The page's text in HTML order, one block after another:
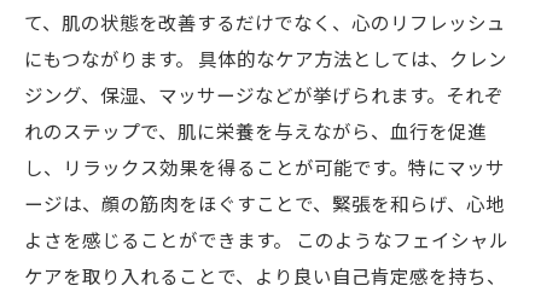
て、肌の状態を改善するだけでなく、心のリフレッシュ
にもつながります。 具体的なケア方法としては、クレン
ジング、保湿、マッサージなどが挙げられます。それぞ
れのステップで、肌に栄養を与えながら、血行を促進
し、リラックス効果を得ることが可能です。特にマッサ
ージは、顔の筋肉をほぐすことで、緊張を和らげ、心地
よさを感じることができます。 このようなフェイシャル
ケアを取り入れることで、より良い自己肯定感を持ち、